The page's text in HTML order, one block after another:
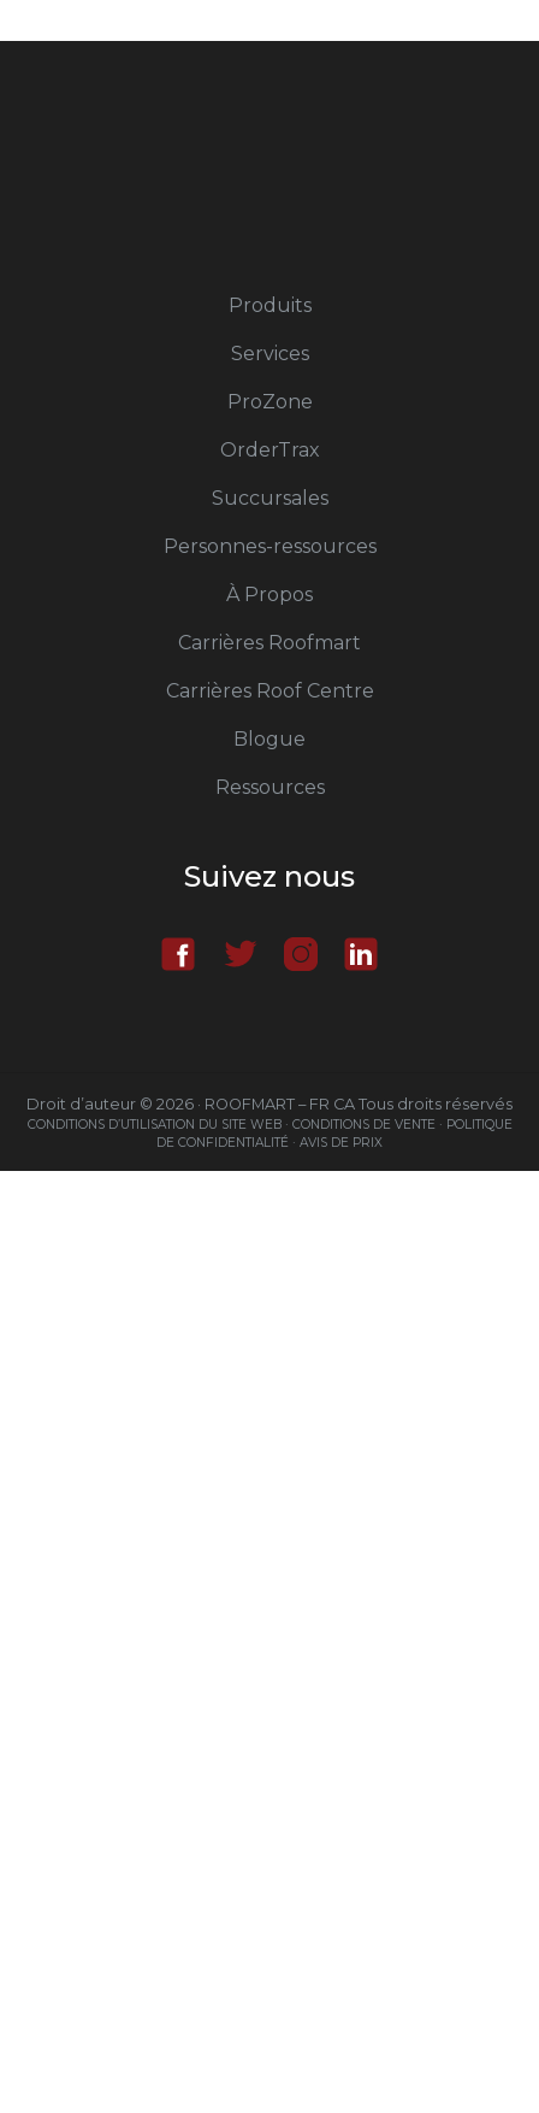
Produits
Services
ProZone
OrderTrax
Succursales
Personnes-ressources
À Propos
Carrières Roofmart
Carrières Roof Centre
Blogue
Ressources
Suivez nous
Droit d’auteur © 2026 · ROOFMART – FR CA Tous droits réservés
CONDITIONS D’UTILISATION DU SITE WEB · CONDITIONS DE VENTE · POLITIQUE
DE CONFIDENTIALITÉ · AVIS DE PRIX